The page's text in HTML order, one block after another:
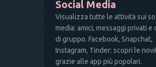
Social Media
Visualizza tutte le attività sui
media: amici, messaggi privati e
di gruppo. Facebook, Snapchat,
Instagram, Tinder: scopri le
grazie alle app più popolari.